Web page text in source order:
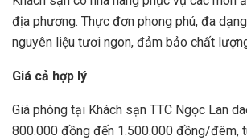
địa phương. Thực đơn phong phú, đa
nguyên liệu tươi ngon, đảm bảo chất
Giá cả hợp lý
Giá phòng tại Khách sạn TTC Ngọc Lan
800.000 đồng đến 1.500.000 đồng/đêm,